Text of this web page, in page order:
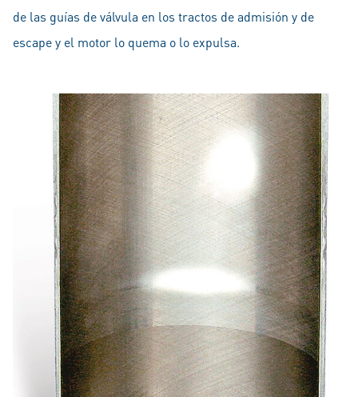
de las guías de válvula en los tractos de admisión y de
escape y el motor lo quema o lo expulsa.